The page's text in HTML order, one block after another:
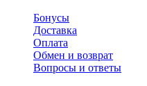
Бонусы
Доставка
Оплата
Обмен и возврат
Вопросы и ответы